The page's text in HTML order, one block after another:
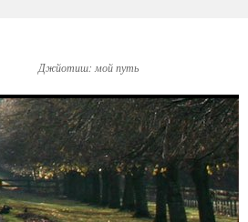
Джйотиш: мой путь